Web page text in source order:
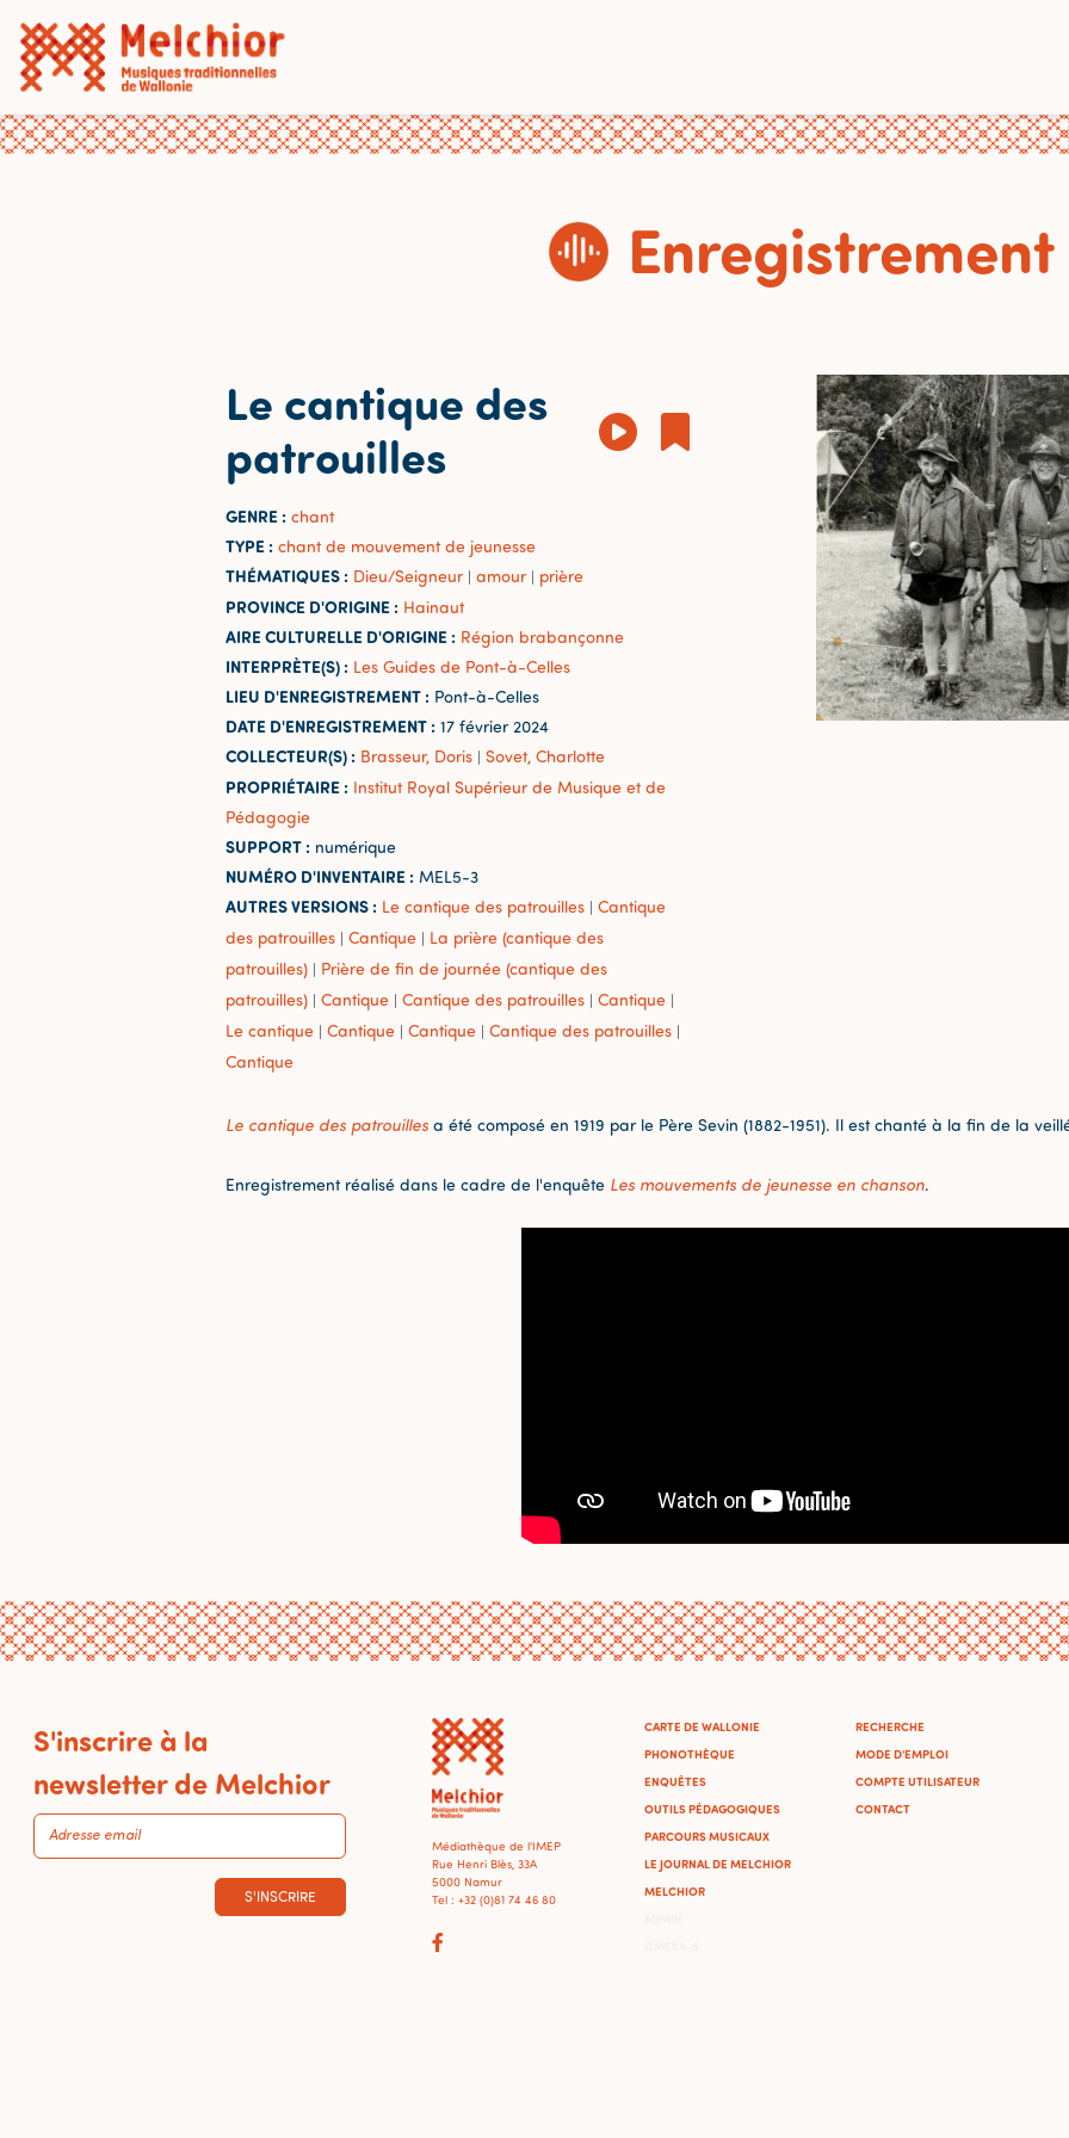
Enregistrement
Le cantique des
patrouilles
GENRE : chant
TYPE : chant de mouvement de jeunesse
THÉMATIQUES : Dieu/Seigneur | amour | prière
PROVINCE D'ORIGINE : Hainaut
AIRE CULTURELLE D'ORIGINE : Région brabançonne
INTERPRÈTE(S) : Les Guides de Pont-à-Celles
LIEU D'ENREGISTREMENT : Pont-à-Celles
DATE D'ENREGISTREMENT : 17 février 2024
COLLECTEUR(S) : Brasseur, Doris | Sovet, Charlotte
PROPRIÉTAIRE : Institut Royal Supérieur de Musique et de
Pédagogie
SUPPORT : numérique
NUMÉRO D'INVENTAIRE : MEL5-3
AUTRES VERSIONS : Le cantique des patrouilles | Cantique
des patrouilles | Cantique | La prière (cantique des
patrouilles) | Prière de fin de journée (cantique des
patrouilles) | Cantique | Cantique des patrouilles | Cantique |
Le cantique | Cantique | Cantique | Cantique des patrouilles |
Cantique
Le cantique des patrouilles a été composé en 1919 par le Père Sevin (1882-1951). Il est chanté à la fin de la
Enregistrement réalisé dans le cadre de l'enquête Les mouvements de jeunesse en chanson.
S'inscrire à la
newsletter de Melchior
S'INSCRIRE
Médiathèque de l'IMEP
Rue Henri Blès, 33A
5000 Namur
Tel : +32 (0)81 74 46 80
CARTE DE WALLONIE
PHONOTHÈQUE
ENQUÊTES
OUTILS PÉDAGOGIQUES
PARCOURS MUSICAUX
LE JOURNAL DE MELCHIOR
MELCHIOR
RECHERCHE
MODE D'EMPLOI
COMPTE UTILISATEUR
CONTACT